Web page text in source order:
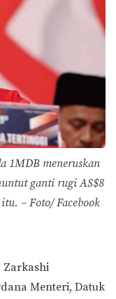
1MDB meneruskan
ganti rugi AS$8
– Foto/ Facebook
Zarkashi
Menteri, Datuk